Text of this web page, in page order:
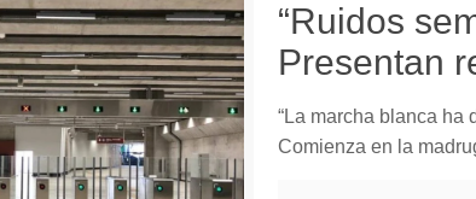
“Ruidos
Presentan
“La marcha blanca ha
Comienza en la